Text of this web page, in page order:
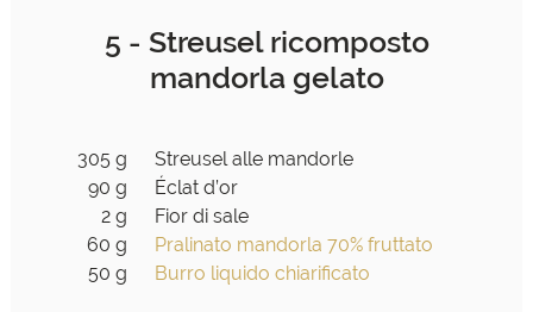
5 - Streusel ricomposto
mandorla gelato
305 g
Streusel alle mandorle
90 g
Éclat d’or
2 g
Fior di sale
60 g
Pralinato mandorla 70% fruttato
50 g
Burro liquido chiarificato